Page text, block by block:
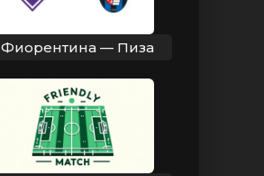
Фиорентина — Пиза